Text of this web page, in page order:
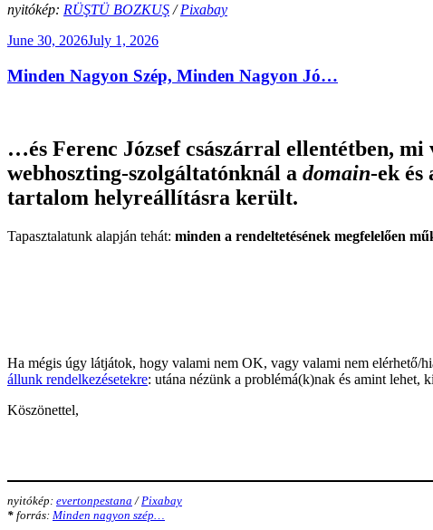
nyitókép: RÜŞTÜ BOZKUŞ /Pixabay
Posted
June 30, 2026July 1, 2026
Minden Nagyon Szép, Minden Nagyon Jó…
…és Ferenc József császárral ellentétben, mi
webhoszting-szolgáltatónknál a domain-ek és
tartalom helyreállításra került.
Tapasztalatunk alapján tehát: minden a rendeltetésének megfelelően
Ha mégis úgy látjátok, hogy valami nem OK, vagy valami nem elérhető/
állunk rendelkezésetekre: utána nézünk a problémá(k)nak és amint lehet,
Köszönettel,
nyitókép: evertonpestana /Pixabay
* forrás: Minden nagyon szép…